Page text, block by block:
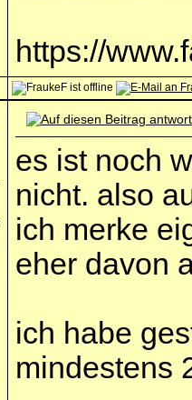
https://
es ist noch
nicht. also
ich merke
eher davon
ich habe
mindestens